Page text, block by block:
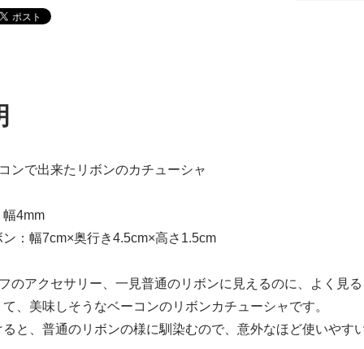
ンで出来たリボンのカチューシャ
4mm
：幅7cm×奥行き4.5cm×高さ1.5cm
のアクセサリー、一見普通のリボンに見えるのに、よく見る
、美味しそうなベーコンのリボンカチューシャです。
と、普通のリボンの様に馴染むので、意外なほど使いやす